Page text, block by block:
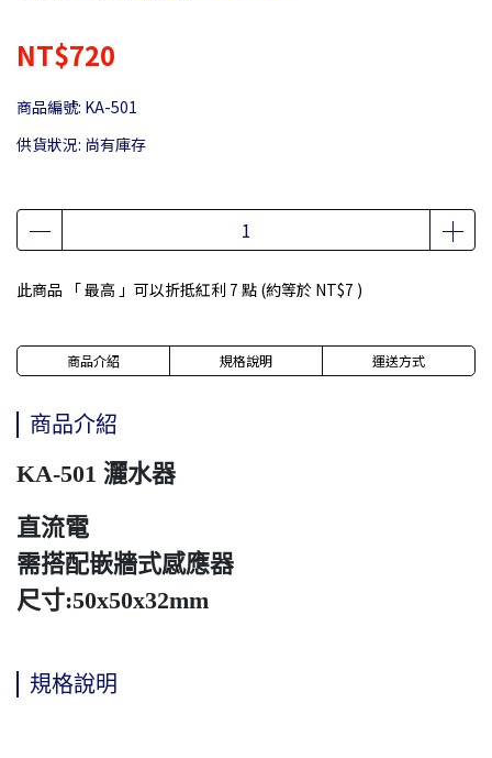
NT$720
商品編號: KA-501
供貨狀況: 尚有庫存
此商品 「 最高 」可以折抵紅利 7 點 (約等於 NT$7 )
商品介紹 規格說明 運送方式
商品介紹
KA-501 灑水器
直流電
需搭配嵌牆式感應器
尺寸:50x50x32mm
規格說明